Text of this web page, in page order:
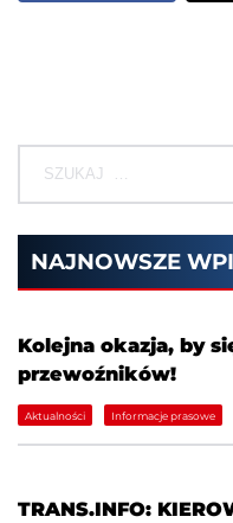
NAJNOWSZE
Kolejna okazja, by
przewoźników!
Aktualności Informacje prasowe
TRANS.INFO: